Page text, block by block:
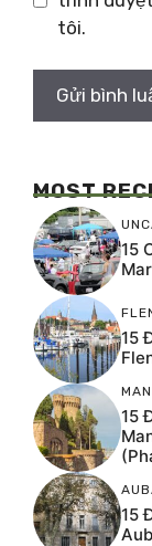
tôi.
MOST
15
15
15
15